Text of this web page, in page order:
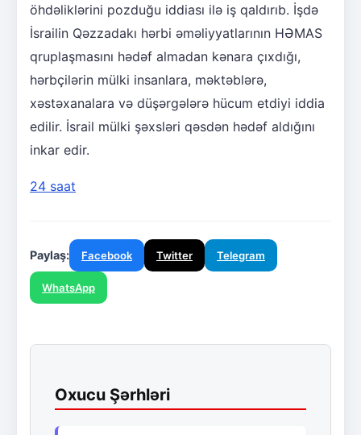
öhdəliklərini pozduğu iddiası ilə iş qaldırıb. İşdə
İsrailin Qəzzadakı hərbi əməliyyatlarının HƏMAS
qruplaşmasını hədəf almadan kənara çıxdığı,
hərbçilərin mülki insanlara, məktəblərə,
xəstəxanalara və düşərgələrə hücum etdiyi iddia
edilir. İsrail mülki şəxsləri qəsdən hədəf aldığını
inkar edir.
24 saat
Paylaş: Facebook Twitter Telegram
WhatsApp
Oxucu Şərhləri